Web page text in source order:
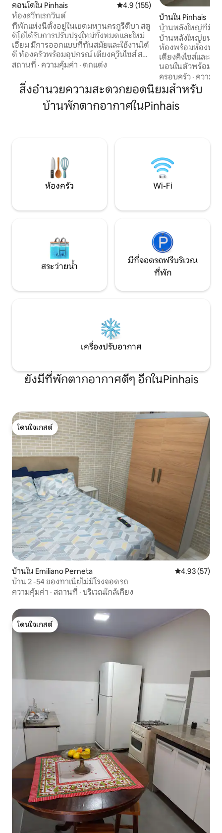
คอนโดใน Pinhais คะแนนเฉลี่ย 4.9 จาก 5, 155 รีวิว
4.9 (155)
ห้องสวีทเรกวินต์
ที่พักแห่งนี้ตั้งอยู่ในเขตมหานครกูรีตีบา สตู
ดิโอได้รับการปรับปรุงใหม่ทั้งหมดและใหม่
เอี่ยม มีการออกแบบที่ทันสมัยและใช้งานได้
ดี ห้องครัวพร้อมอุปกรณ์ เตียงควีนไซส์ สมา
ร์ททีวี 43" โรงจอดรถแบบหมุน (ขึ้นอยู่กับ
สถานะว่าง) แผนกต้อนรับ 24 ชั่วโมงทุกวัน
ห้องออกกำลังกาย ร้านอาหาร* อยู่ที่ชั้น
ล่าง มีการค้าที่หลากหลายมากในบริเวณ
โดยรอบ ทำเลใจกลางเมือง ใกล้กับโรงยิม
Tarumã, สวนพฤกษศาสตร์, Expotrade,
สถานที่ · ความคุ้มค่า · ตกแต่ง
บ้านใน Pinhais
บ้านหลังใหญ่ที่มี 3
น้ำ และเตาบาร์บีคิว
บ้านหลังใหญ่ขนาด 285 ม.²
ห้องพร้อมห้องน้ำส่วนตัว: *
เตียงคิงไซส์และสมา
นอนในตัวพร้อมเ
ภายในบ้าน * ห้องสวีทชั้นล่างพร้อมเตียงคู่
และทีวี * ห้องนอนอีก 1 ห้องที่ชั้นล่างพร้อม:
* เตียงคู่ 1 เตียง * เตียงเดี่ยว 1 หลัง บ้านหลัง
นี้มี: * 5 เตียง * ห้องน้ำ 5 ห้อง * นอนได้สูงสุด
11 คน (ใช้เตียงโซฟา) * ห้องครัวเต็มรูปแ
ครอบครัว · ความคุ้
สิ่งอำนวยความสะดวกยอดนิยมสำหรับ
บ้านพักตากอากาศในPinhais
ห้องครัว Wi-Fi
สระว่ายน้ำ
มีที่จอดรถฟรีบริเวณ
ที่พัก
เครื่องปรับอากาศ
ยังมีที่พักตากอากาศดีๆ อีกในPinhais
โดนใจเกสต์
โดนใจเกสต์
บ้านใน Emiliano Perneta คะแนนเฉลี่ย
4.93 (57)
บ้าน 2 -54 ของทาเนียไม่มีโรงจอดรถ
ความคุ้มค่า · สถานที่ · บริเวณใกล้เคียง
โดนใจเกสต์
โดนใจเกสต์